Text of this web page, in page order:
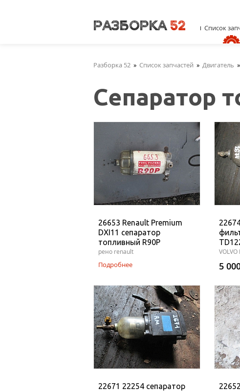
Разборка 52 » Список запчастей » Двигатель »
Сепаратор
26653 Renault Premium
DXI11 сепаратор
топливный R90P
рено renault
Подробнее 5
22671 22254 сепаратор
Список